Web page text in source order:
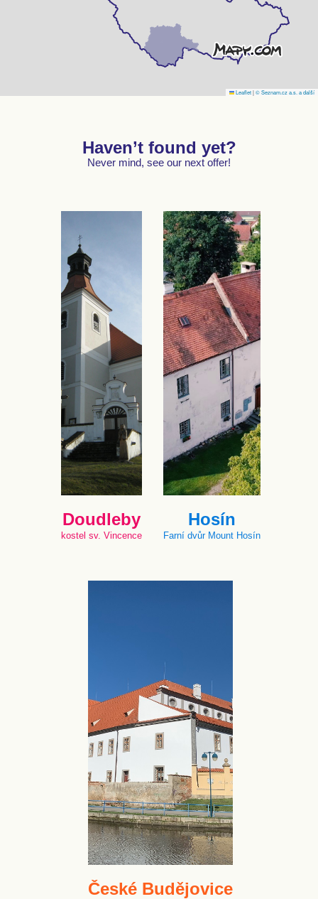
Leaflet|© Seznam.cz a.s. a další
Haven’t found yet?
Never mind, see our next offer!
Doudleby
kostel sv. Vincence
Hosín
Farní dvůr Mount Hosín
České Budějovice